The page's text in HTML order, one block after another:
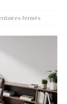
fermés